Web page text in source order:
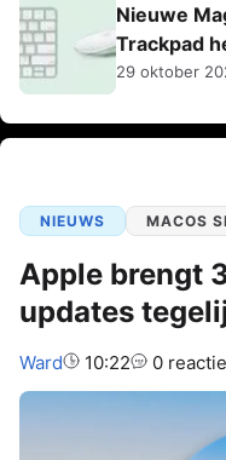
Nieuwe
Trackpad
29 oktober
NIEUWS MACOS
Apple brengt
updates
Auteur:
Ward 10:22 0